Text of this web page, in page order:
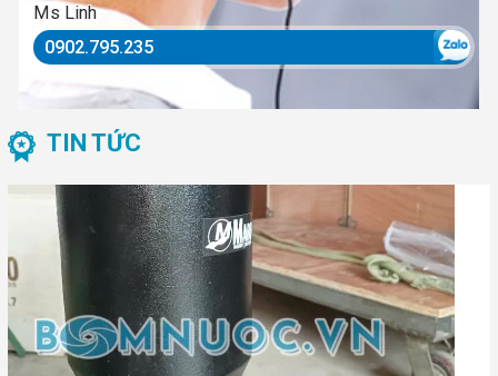
Ms Linh
0902.795.235
TIN TỨC